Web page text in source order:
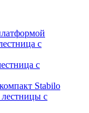
с
с
Stabilo
с